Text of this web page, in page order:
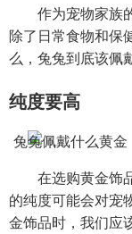
作为宠物家族
除了日常食物和保
么，兔兔到底该佩
纯度要高
在选购黄金饰
的纯度可能会对宠
金饰品时，我们应